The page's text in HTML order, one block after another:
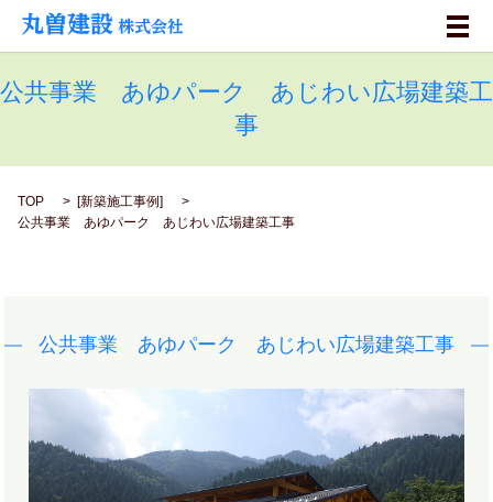
メ
公共事業 あゆパーク あじわい広場建築工
事
TOP [新築施工事例]
公共事業 あゆパーク あじわい広場建築工事
公共事業 あゆパーク あじわい広場建築工事